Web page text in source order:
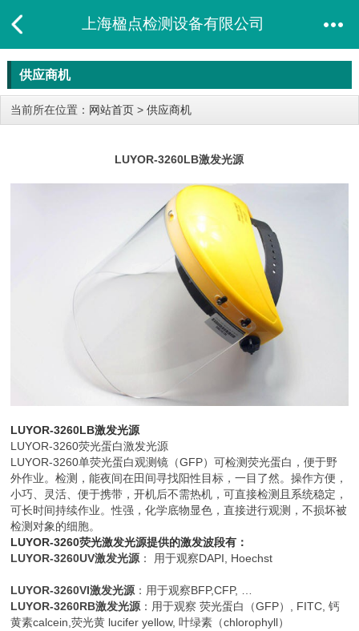
上海楹点检测设备有限公司
供应商机
当前所在位置： 网站首页 > 供应商机
LUYOR-3260LB激发光源
LUYOR-3260LB激发光源
LUYOR-3260荧光蛋白激发光源
LUYOR-3260单荧光蛋白观测镜（GFP）可检测荧光蛋白，便于野
外作业。检测，能夜间在田间寻找阳性目标，一目了然。操作方便，
小巧、灵活、便于携带，开机后不需热机，可直接检测且系统稳定，
可长时间持续作业。性强，化学底物显色，直接进行观测，不损坏被
检测对象的细胞。
LUYOR-3260荧光激发光源提供的激发波段有：
LUYOR-3260UV激发光源 ： 用于观察DAPI, Hoechst
LUYOR-3260VI激发光源 ：用于观察BFP,CFP, …
LUYOR-3260RB激发光源 ：用于观察 荧光蛋白（GFP）, FITC, 钙
黄素calcein,荧光黄 lucifer yellow, 叶绿素（chlorophyll）